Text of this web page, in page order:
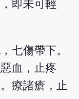
即未可輕
七傷帶下。
血，止疼
療諸瘡，止